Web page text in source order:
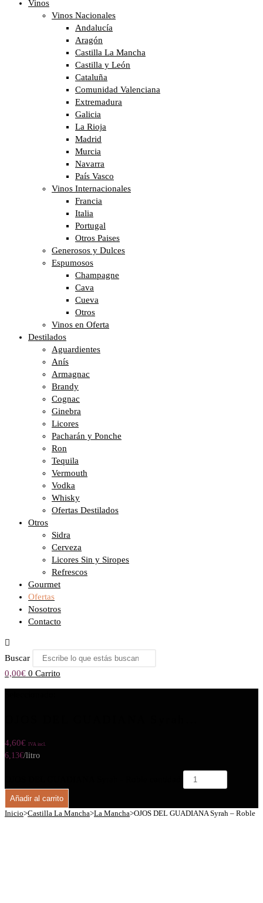
Vinos
Vinos Nacionales
Andalucía
Aragón
Castilla La Mancha
Castilla y León
Cataluña
Comunidad Valenciana
Extremadura
Galicia
La Rioja
Madrid
Murcia
Navarra
País Vasco
Vinos Internacionales
Francia
Italia
Portugal
Otros Paises
Generosos y Dulces
Espumosos
Champagne
Cava
Cueva
Otros
Vinos en Oferta
Destilados
Aguardientes
Anís
Armagnac
Brandy
Cognac
Ginebra
Licores
Pacharán y Ponche
Ron
Tequila
Vermouth
Vodka
Whisky
Ofertas Destilados
Otros
Sidra
Cerveza
Licores Sin y Siropes
Refrescos
Gourmet
Ofertas
Nosotros
Contacto
Buscar
0,00€ 0 Carrito
4,60€ IVA incl.
6,13€/litro
Añadir al carrito
Inicio>Castilla La Mancha>La Mancha>OJOS DEL GUADIANA Syrah – Roble